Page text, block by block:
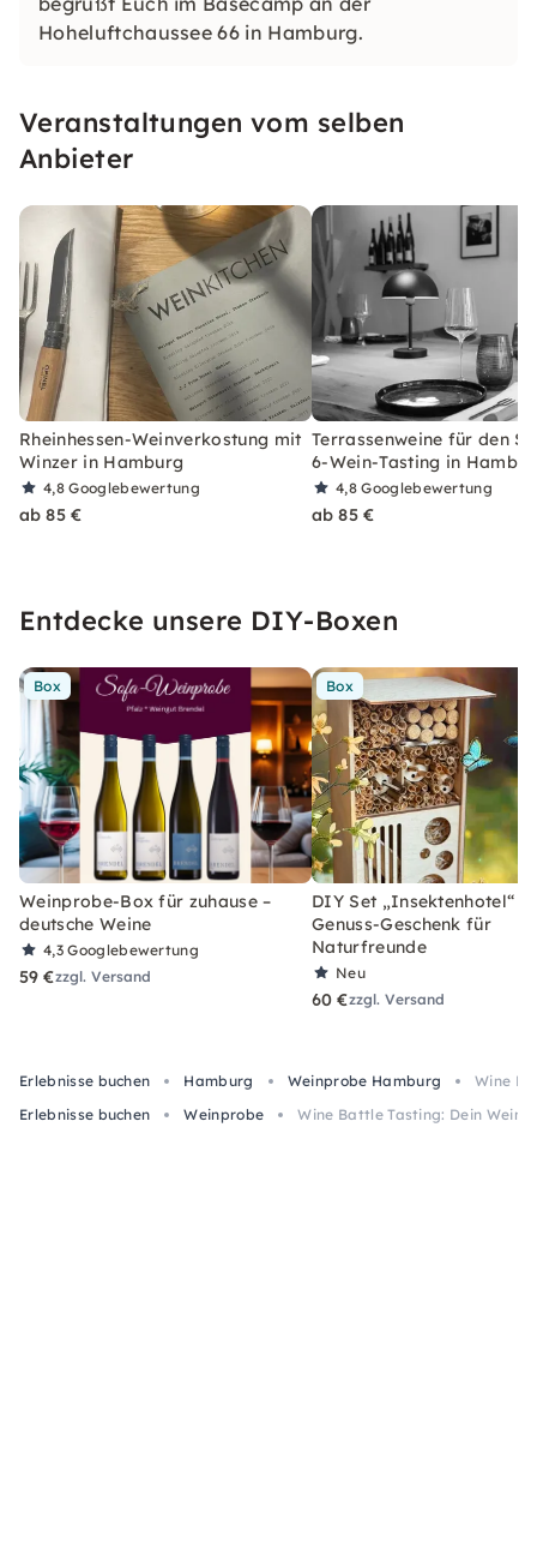
Hoheluftchaussee 66 in Hamburg.
Veranstaltungen vom selben
Anbieter
Rheinhessen-Weinverkostung mit
Winzer in Hamburg
4,8Googlebewertung
ab 85 €
Terrassenweine für den
6-Wein-Tasting in
4,8Googlebewertung
ab 85 €
Entdecke unsere DIY-Boxen
Box
Weinprobe-Box für zuhause –
deutsche Weine
4,3Googlebewertung
59 €zzgl. Versand
Box
DIY Set „Insektenhotel“ –
Genuss-Geschenk für
Naturfreunde
Neu
60 €zzgl. Versand
Erlebnisse buchen Hamburg Weinprobe Hamburg
Wine
Erlebnisse buchen
Weinprobe Wine Battle Tasting: Dein Wein